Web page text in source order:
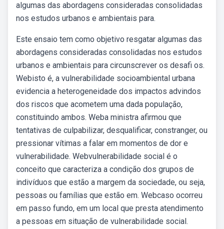
algumas das abordagens consideradas consolidadas
nos estudos urbanos e ambientais para.
Este ensaio tem como objetivo resgatar algumas das
abordagens consideradas consolidadas nos estudos
urbanos e ambientais para circunscrever os desafi os.
Webisto é, a vulnerabilidade socioambiental urbana
evidencia a heterogeneidade dos impactos advindos
dos riscos que acometem uma dada população,
constituindo ambos. Weba ministra afirmou que
tentativas de culpabilizar, desqualificar, constranger, ou
pressionar vítimas a falar em momentos de dor e
vulnerabilidade. Webvulnerabilidade social é o
conceito que caracteriza a condição dos grupos de
indivíduos que estão a margem da sociedade, ou seja,
pessoas ou famílias que estão em. Webcaso ocorreu
em passo fundo, em um local que presta atendimento
a pessoas em situação de vulnerabilidade social.